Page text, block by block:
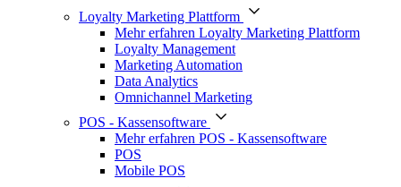
Loyalty Marketing Plattform
Mehr erfahren Loyalty Marketing Plattform
Loyalty Management
Marketing Automation
Data Analytics
Omnichannel Marketing
POS - Kassensoftware
Mehr erfahren POS - Kassensoftware
POS
Mobile POS